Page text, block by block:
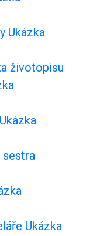
Ukázka
životopisu
sestra
Ukázka